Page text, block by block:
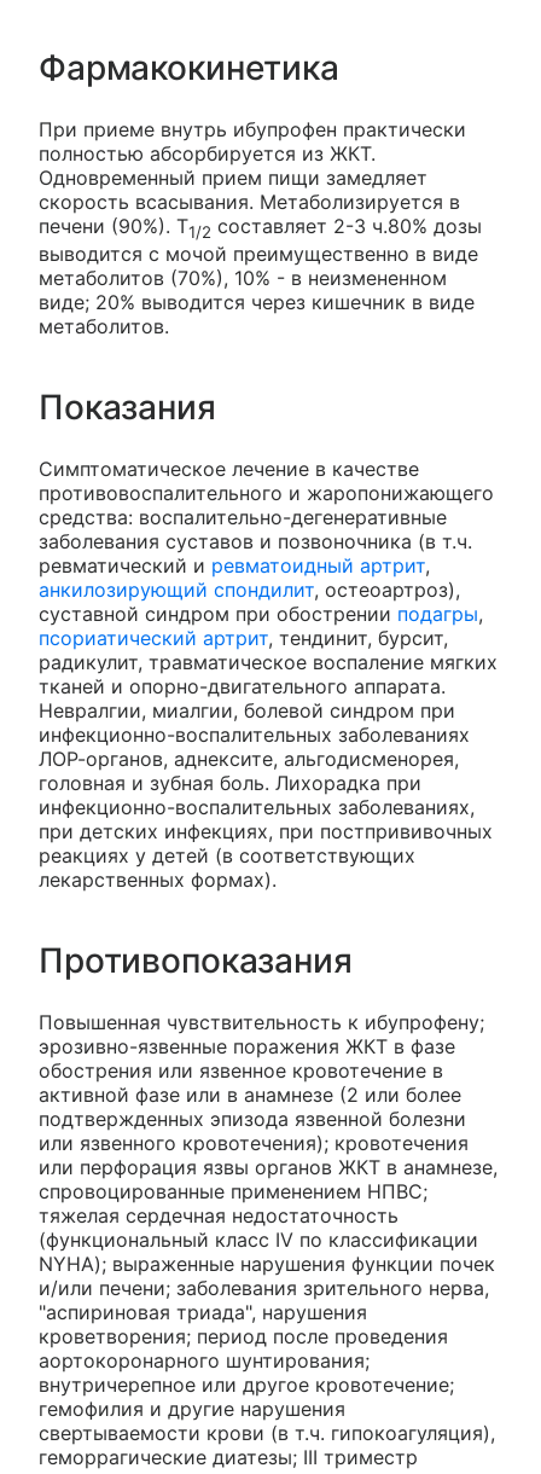
Фармакокинетика
При приеме внутрь ибупрофен практически
полностью абсорбируется из ЖКТ.
Одновременный прием пищи замедляет
скорость всасывания. Метаболизируется в
печени (90%). T1/2 составляет 2-3 ч.80% дозы
выводится с мочой преимущественно в виде
метаболитов (70%), 10% - в неизмененном
виде; 20% выводится через кишечник в виде
метаболитов.
Показания
Симптоматическое лечение в качестве
противовоспалительного и жаропонижающего
средства: воспалительно-дегенеративные
заболевания суставов и позвоночника (в т.ч.
ревматический и ревматоидный артрит,
анкилозирующий спондилит, остеоартроз),
суставной синдром при обострении подагры,
псориатический артрит, тендинит, бурсит,
радикулит, травматическое воспаление мягких
тканей и опорно-двигательного аппарата.
Невралгии, миалгии, болевой синдром при
инфекционно-воспалительных заболеваниях
ЛОР-органов, аднексите, альгодисменорея,
головная и зубная боль. Лихорадка при
инфекционно-воспалительных заболеваниях,
при детских инфекциях, при постпрививочных
реакциях у детей (в соответствующих
лекарственных формах).
Противопоказания
Повышенная чувствительность к ибупрофену;
эрозивно-язвенные поражения ЖКТ в фазе
обострения или язвенное кровотечение в
активной фазе или в анамнезе (2 или более
подтвержденных эпизода язвенной болезни
или язвенного кровотечения); кровотечения
или перфорация язвы органов ЖКТ в анамнезе,
спровоцированные применением НПВС;
тяжелая сердечная недостаточность
(функциональный класс IV по классификации
NYHA); выраженные нарушения функции почек
и/или печени; заболевания зрительного нерва,
"аспириновая триада", нарушения
кроветворения; период после проведения
аортокоронарного шунтирования;
внутричерепное или другое кровотечение;
гемофилия и другие нарушения
свертываемости крови (в т.ч. гипокоагуляция),
геморрагические диатезы; III триместр